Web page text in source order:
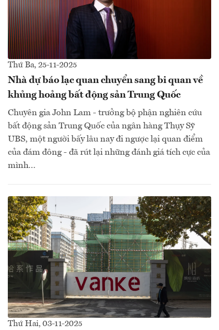
Thứ Ba, 25-11-2025
Nhà dự báo lạc quan chuyển sang bi quan về
khủng hoảng bất động sản Trung Quốc
Chuyên gia John Lam - trưởng bộ phận nghiên cứu
bất động sản Trung Quốc của ngân hàng Thụy Sỹ
UBS, một người bấy lâu nay đi ngược lại quan điểm
của đám đông - đã rút lại những đánh giá tích cực của
mình...
Thứ Hai, 03-11-2025